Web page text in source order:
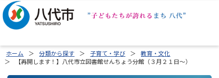
ホーム 分類から探す 子育て・学び
教育・文化
【再開します！】八代市立図書館せんちょう分館（３月２１日～）